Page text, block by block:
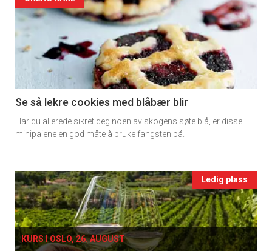
detail
-
section
11
Ukens
Se så lekre cookies med blåbær blir
Har du allerede sikret deg noen av skogens søte blå, er disse
minipaiene en god måte å bruke fangsten på.
Events
single
Ledig plass
KURS I OSLO, 26. AUGUST